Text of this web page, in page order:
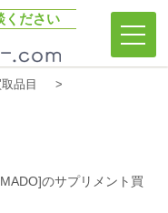
ください
品目
のサプリメント買